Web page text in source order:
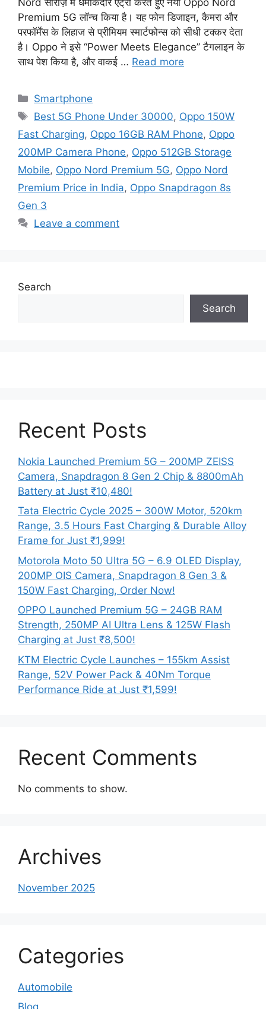
Premium 5G लॉन्च किया है। यह फोन डिजाइन, कैमरा और
परफॉर्मेंस के लिहाज से प्रीमियम स्मार्टफोन्स को सीधी टक्कर देता
है। Oppo ने इसे “Power Meets Elegance” टैगलाइन के
साथ पेश किया है, और वाकई … Read more
Categories
Smartphone
Tags
Best 5G Phone Under 30000, Oppo 150W
Fast Charging, Oppo 16GB RAM Phone, Oppo
200MP Camera Phone, Oppo 512GB Storage
Mobile, Oppo Nord Premium 5G, Oppo Nord
Premium Price in India, Oppo Snapdragon 8s
Gen 3
Leave a comment
Search
Search
Recent Posts
Nokia Launched Premium 5G – 200MP ZEISS
Camera, Snapdragon 8 Gen 2 Chip & 8800mAh
Battery at Just ₹10,480!
Tata Electric Cycle 2025 – 300W Motor, 520km
Range, 3.5 Hours Fast Charging & Durable Alloy
Frame for Just ₹1,999!
Motorola Moto 50 Ultra 5G – 6.9 OLED Display,
200MP OIS Camera, Snapdragon 8 Gen 3 &
150W Fast Charging, Order Now!
OPPO Launched Premium 5G – 24GB RAM
Strength, 250MP AI Ultra Lens & 125W Flash
Charging at Just ₹8,500!
KTM Electric Cycle Launches – 155km Assist
Range, 52V Power Pack & 40Nm Torque
Performance Ride at Just ₹1,599!
Recent Comments
No comments to show.
Archives
November 2025
Categories
Automobile